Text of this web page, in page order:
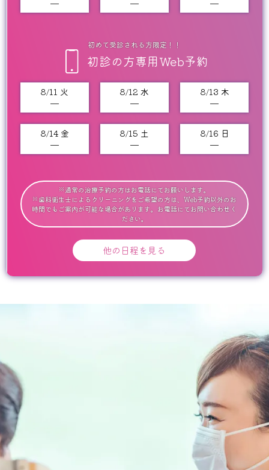
━
━
━
初めて受診される方限定！！
初診の方専用Web予約
8/11 火
━
8/12 水
━
8/13 木
━
8/14 金
━
8/15 土
━
8/16 日
━
※通常の治療予約の方はお電話にてお願いします。
※歯科衛生士によるクリーニングをご希望の方は、Web予約以外のお
時間でもご案内が可能な場合があります。お電話にてお問い合わせく
ださい。
他の日程を見る